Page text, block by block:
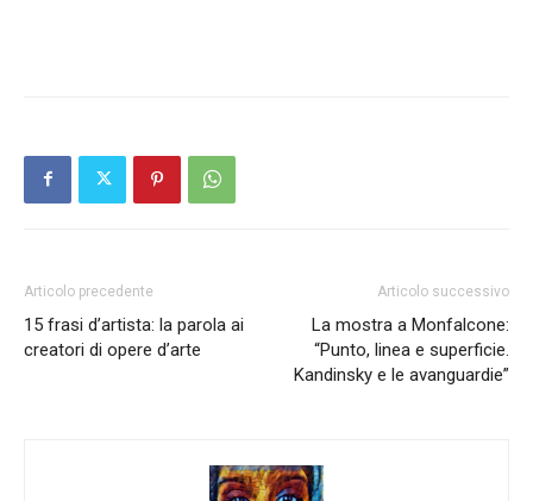
Articolo precedente
15 frasi d’artista: la parola ai
creatori di opere d’arte
Articolo successivo
La mostra a Monfalcone:
“Punto, linea e superficie.
Kandinsky e le avanguardie”